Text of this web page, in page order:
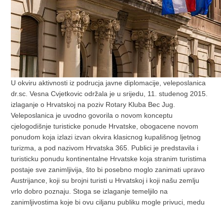
U okviru aktivnosti iz podrucja javne diplomacije, veleposlanica
dr.sc. Vesna Cvjetkovic održala je u srijedu, 11. studenog 2015.
izlaganje o Hrvatskoj na poziv Rotary Kluba Bec Jug.
Veleposlanica je uvodno govorila o novom konceptu
cjelogodišnje turisticke ponude Hrvatske, obogacene novom
ponudom koja izlazi izvan okvira klasicnog kupališnog ljetnog
turizma, a pod nazivom Hrvatska 365. Publici je predstavila i
turisticku ponudu kontinentalne Hrvatske koja stranim turistima
postaje sve zanimljivija, što bi posebno moglo zanimati upravo
Austrijance, koji su brojni turisti u Hrvatskoj i koji našu zemlju
vrlo dobro poznaju. Stoga se izlaganje temeljilo na
zanimljivostima koje bi ovu ciljanu publiku mogle privuci, medu